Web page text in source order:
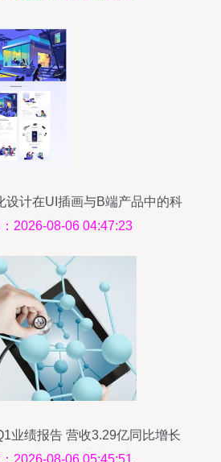
设计在UI插画与B端产品中的科
技推广实践
2026-08-06 04:47:23
业绩报告 营收3.29亿同比增长
技推广引领行业新篇章
2026-08-06 05:45:51